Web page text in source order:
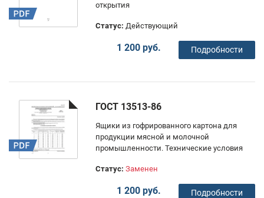
открытия
Статус: Действующий
1 200 руб. Подробности
ГОСТ 13513-86
Ящики из гофрированного картона для
продукции мясной и молочной
промышленности. Технические условия
Статус: Заменен
1 200 руб. Подробности